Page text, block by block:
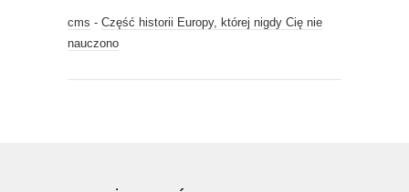
cms - Część historii Europy, której nigdy Cię nie
nauczono